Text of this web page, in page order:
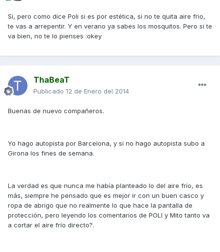
Sí, pero como dice Poli si es por estética, si no te quita aire frio,
te vas a arrepentir. Y en verano ya sabes los mosquitos. Pero si te
va bien, no te lo pienses :okey
ThaBeaT
Publicado 12 de Enero del 2014
Buenas de nuevo compañeros.
Yo hago autopista por Barcelona, y si no hago autopista subo a
Girona los fines de semana.
La verdad es que nunca me había planteado lo del aire frío, es
más, siempre he pensado que es mejor ir con un buen casco y
ropa de abrigo que no realmente lo que hace la pantalla de
protección, pero leyendo los comentarios de POLI y Mito tanto va
a cortar el aire frío directo?.